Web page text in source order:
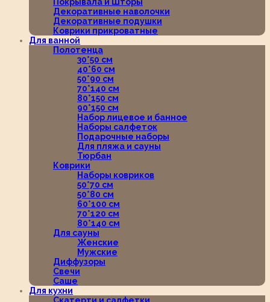
Декоративные наволочки
Декоративные подушки
Коврики прикроватные
Для ванной
Полотенца
30*50 см
40*60 см
50*90 см
70*140 см
80*150 см
90*150 см
Набор лицевое и банное
Наборы салфеток
Подарочные наборы
Для пляжа и сауны
Тюрбан
Коврики
Наборы ковриков
50*70 см
50*80 см
60*100 см
70*120 см
80*140 см
Для сауны
Женские
Мужские
Диффузоры
Свечи
Саше
Для кухни